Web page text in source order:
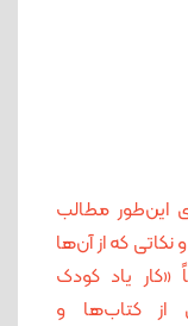
این‌طور مطالب
که از آن‌ها
یاد کودک
از کتاب‌ها و